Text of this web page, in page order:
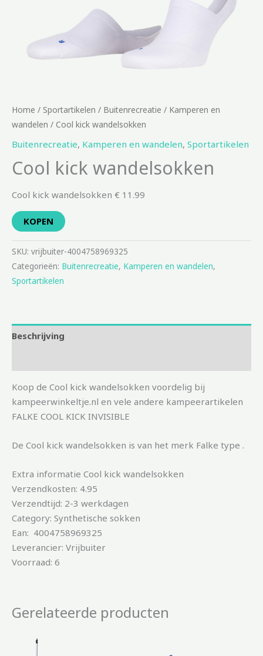
Home / Sportartikelen / Buitenrecreatie / Kamperen en
wandelen / Cool kick wandelsokken
Buitenrecreatie, Kamperen en wandelen, Sportartikelen
Cool kick wandelsokken
Cool kick wandelsokken € 11.99
KOPEN
SKU: vrijbuiter-4004758969325
Categorieën: Buitenrecreatie, Kamperen en wandelen,
Sportartikelen
Beschrijving
Koop de Cool kick wandelsokken voordelig bij
kampeerwinkeltje.nl en vele andere kampeerartikelen
FALKE COOL KICK INVISIBLE
De Cool kick wandelsokken is van het merk Falke type .
Extra informatie Cool kick wandelsokken
Verzendkosten: 4.95
Verzendtijd: 2-3 werkdagen
Category: Synthetische sokken
Ean: 4004758969325
Leverancier: Vrijbuiter
Voorraad: 6
Gerelateerde producten